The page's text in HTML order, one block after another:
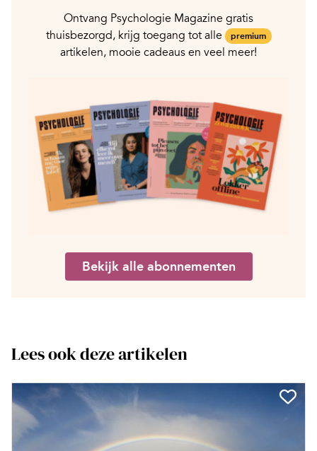
Ontvang Psychologie Magazine gratis
thuisbezorgd, krijg toegang tot alle
premium
artikelen, mooie cadeaus en veel meer!
Bekijk alle abonnementen
Lees ook deze artikelen